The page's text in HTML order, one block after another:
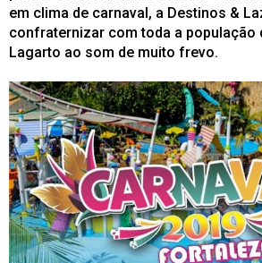
em clima de carnaval, a Destinos &
confraternizar com toda a população
Lagarto ao som de muito frevo.